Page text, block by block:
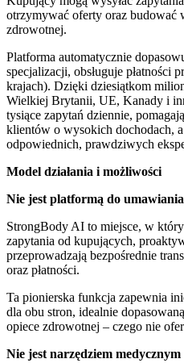
otrzymywać oferty oraz budować
zdrowotnej.
Platforma automatycznie
specjalizacji, obsługuje płatności
krajach). Dzięki dziesiątkom
Wielkiej Brytanii, UE, Kanady i
tysiące zapytań dziennie,
klientów o wysokich dochodach,
odpowiednich, prawdziwych
Model działania i możliwości
Nie jest platformą do
StrongBody AI to miejsce, w
zapytania od kupujących,
przeprowadzają bezpośrednie
oraz płatności.
Ta pionierska funkcja zapewnia
dla obu stron, idealnie
opiece zdrowotnej – czego nie
Nie jest narzędziem